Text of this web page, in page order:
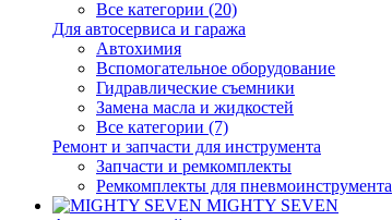
Все категории (20)
Для автосервиса и гаража
Автохимия
Вспомогательное оборудование
Гидравлические съемники
Замена масла и жидкостей
Все категории (7)
Ремонт и запчасти для инструмента
Запчасти и ремкомплекты
Ремкомплекты для пневмоинструмента
MIGHTY SEVEN